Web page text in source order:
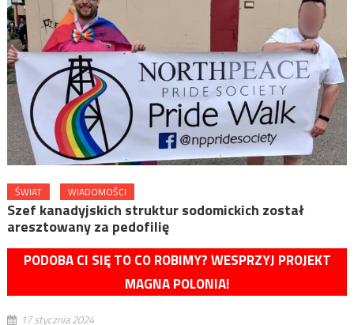
ŚWIAT WIADOMOŚCI
Szef kanadyjskich struktur sodomickich został
aresztowany za pedofilię
PODOBA CI SIĘ TO CO ROBIMY? WESPRZYJ PROJEKT
MAGNA POLONIA!
17 stycznia 2024